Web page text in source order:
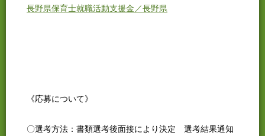
長野県保育士就職活動支援金／長野県
《応募について》
〇選考方法：書類選考後面接により決定 選考結果通知